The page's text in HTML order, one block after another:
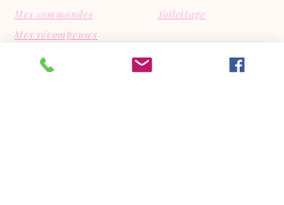
Mes commandes
Toilettage
Mes récompenses
Mes avis